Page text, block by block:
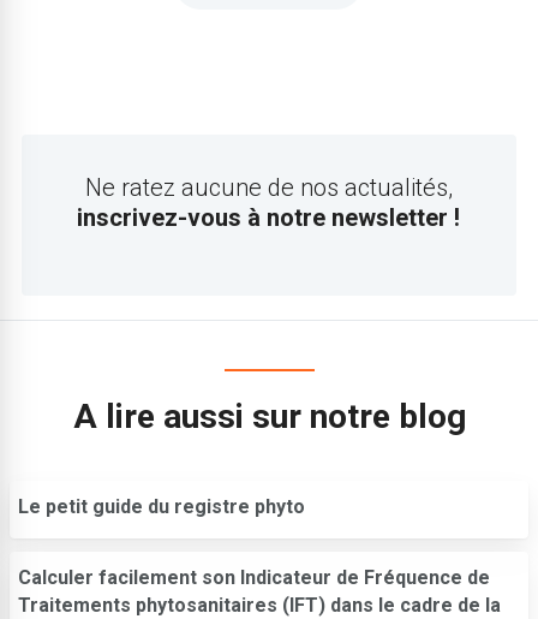
Ne ratez aucune de nos actualités,
inscrivez-vous à notre newsletter !
A lire aussi sur notre blog
Le petit guide du registre phyto
Calculer facilement son Indicateur de Fréquence de
Traitements phytosanitaires (IFT) dans le cadre de la